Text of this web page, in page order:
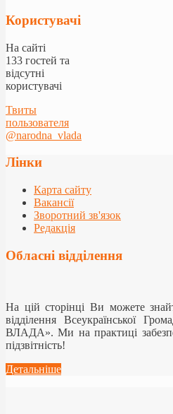
Користувачі
На сайті
133 гостей та
відсутні
користувачі
Твиты
пользователя
@narodna_vlada
Лінки
Карта сайту
Вакансії
Зворотний зв'язок
Редакція
Обласні відділення
На цій сторінці Ви можете
відділення Всеукраїнської
ВЛАДА». Ми на практиці
підзвітність!
Детальніше